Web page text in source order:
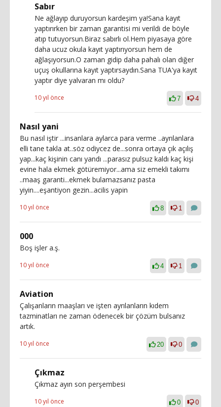
Sabır
Ne ağlayıp duruyorsun kardeşim ya!Sana kayıt
yaptırırken bir zaman garantisi mi verildi de böyle
atıp tutuyorsun.Biraz sabırlı ol.Hem piyasaya göre
daha ucuz okula kayıt yaptırıyorsun hem de
ağlaşıyorsun.O zaman gidip daha pahalı olan diğer
uçuş okullarına kayıt yaptırsaydın.Sana TUA'ya kayıt
yaptır diye yalvaran mı oldu?
10 yıl önce 7 4
Nasıl yani
Bu nasıl iştir ...insanlara aylarca para verme ..ayrılanlara
elli tane takla at..söz odiycez de...sonra ortaya çık açılış
yap...kaç kişinin canı yandı ...parasız pulsuz kaldı kaç kişi
evine hala ekmek götüremiyor...ama siz emekli takımı
..maaş garanti...ekmek bulamazsanız pasta
yiyin....eşantiyon gezin...acilis yapin
10 yıl önce 8 1
000
Boş işler a.ş.
10 yıl önce 4 1
Aviation
Çalışanların maaşları ve işten ayrılanların kıdem
tazminatları ne zaman ödenecek bir çözüm bulsanız
artık.
10 yıl önce 20 0
Çıkmaz
Çıkmaz ayın son perşembesi
10 yıl önce 0 0